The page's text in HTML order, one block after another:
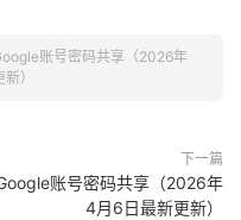
账号密码共享（2026年
）
下一篇
账号密码共享（2026年
4月6日最新更新）